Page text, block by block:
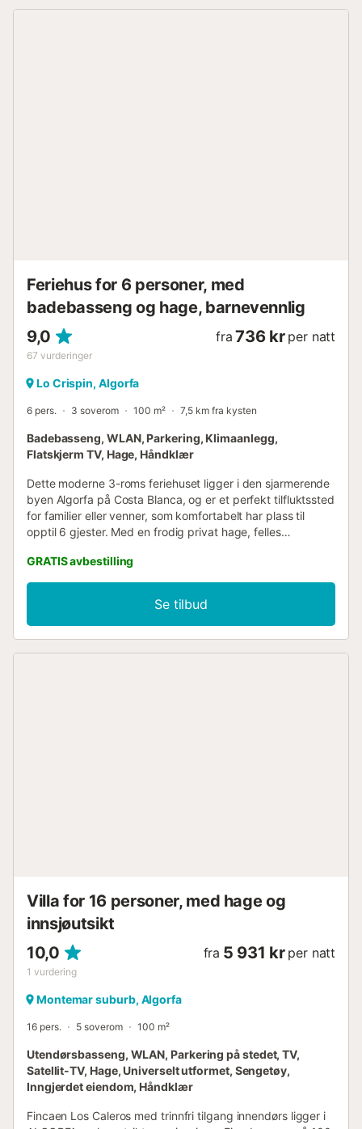
Feriehus for 6 personer, med
badebasseng og hage, barnevennlig
9,0
67 vurderinger
fra 736 kr per natt
Lo Crispin, Algorfa
6 pers. 3 soverom 100 m² 7,5 km fra kysten
Badebasseng, WLAN, Parkering, Klimaanlegg,
Flatskjerm TV, Hage, Håndklær
Dette moderne 3-roms feriehuset ligger i den sjarmerende
byen Algorfa på Costa Blanca, og er et perfekt tilfluktssted
for familier eller venner, som komfortabelt har plass til
opptil 6 gjester. Med en frodig privat hage, felles
trenger for et avslappende og hyggelig opphold. Boligen
har en lys stue og et velutstyrt kjøkken med stekeovn,
mikrobølgeovn, kaffemaskin, brødrister og mer, ideelt for å
tilberede måltider etter en dag med utforsking. Nyt solfylte
ettermiddager med en sydende grilling i hagen eller slapp
GRATIS avbestilling
Se tilbud
Villa for 16 personer, med hage og
innsjøutsikt
10,0
1 vurdering
fra 5 931 kr per natt
Montemar suburb, Algorfa
16 pers. 5 soverom 100 m²
Utendørsbasseng, WLAN, Parkering på stedet, TV,
Satellit-TV, Hage, Universelt utformet, Sengetøy,
Inngjerdet eiendom, Håndklær
Fincaen Los Caleros med trinnfri tilgang innendørs ligger i